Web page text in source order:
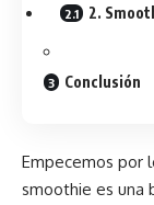
2.
Conclusión
Empecemos por
smoothie es una